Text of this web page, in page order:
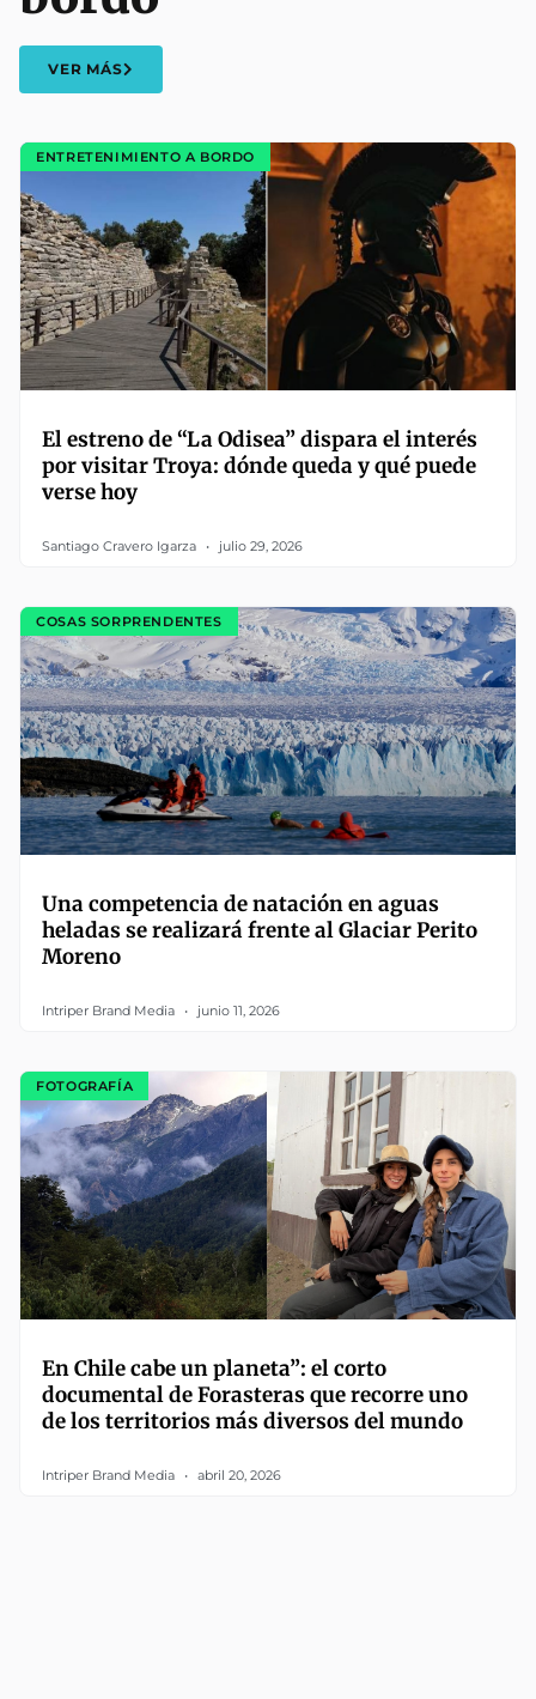
VER MÁS
ENTRETENIMIENTO A BORDO
El estreno de “La Odisea” dispara el interés
por visitar Troya: dónde queda y qué puede
verse hoy
Santiago Cravero Igarza julio 29, 2026
COSAS SORPRENDENTES
Una competencia de natación en aguas
heladas se realizará frente al Glaciar Perito
Moreno
Intriper Brand Media junio 11, 2026
FOTOGRAFÍA
En Chile cabe un planeta”: el corto
documental de Forasteras que recorre uno
de los territorios más diversos del mundo
Intriper Brand Media abril 20, 2026